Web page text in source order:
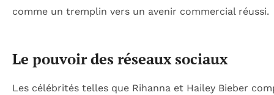
comme un tremplin vers un avenir commercial réussi.
Le pouvoir des réseaux sociaux
Les célébrités telles que Rihanna et Hailey Bieber